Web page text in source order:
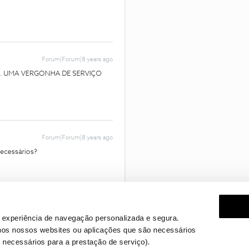
de navegação personalizada e segura.
nossos websites ou aplicações que são necessários
para a prestação de serviço).
Forum|Forum|8 years ago
VERGONHA DE SERVIÇO
Forum|Forum|8 years ago